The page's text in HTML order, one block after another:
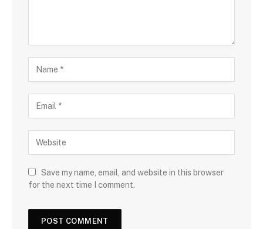
Save my name, email, and website in this browser
for the next time I comment.